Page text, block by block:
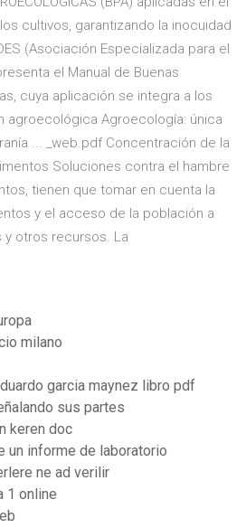
cultivos, garantizando la inocuidad
(Asociación Especializada para el
el Manual de Buenas
cuya aplicación se integra a los
agroecológica Agroecología: única
... _web.pdf Concentración de la
Soluciones contra el hambre
tienen que tomar en cuenta la
y el acceso de la población a
y otros recursos. La
milano
garcia maynez libro pdf
sus partes
keren doc
un informe de laboratorio
ne ad verilir
1 online